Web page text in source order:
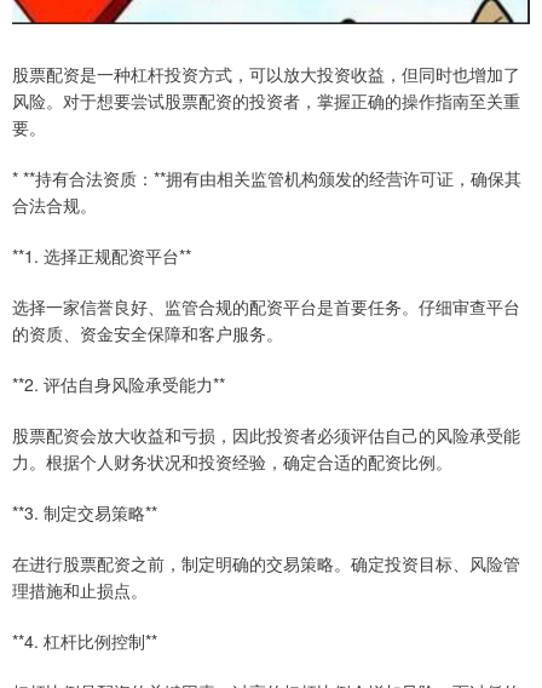
股票配资是一种杠杆投资方式，可以放大投资收益，但同时也增加了
风险。对于想要尝试股票配资的投资者，掌握正确的操作指南至关重
要。
* **持有合法资质：**拥有由相关监管机构颁发的经营许可证，确保其
合法合规。
**1. 选择正规配资平台**
选择一家信誉良好、监管合规的配资平台是首要任务。仔细审查平台
的资质、资金安全保障和客户服务。
**2. 评估自身风险承受能力**
股票配资会放大收益和亏损，因此投资者必须评估自己的风险承受能
力。根据个人财务状况和投资经验，确定合适的配资比例。
**3. 制定交易策略**
在进行股票配资之前，制定明确的交易策略。确定投资目标、风险管
理措施和止损点。
**4. 杠杆比例控制**